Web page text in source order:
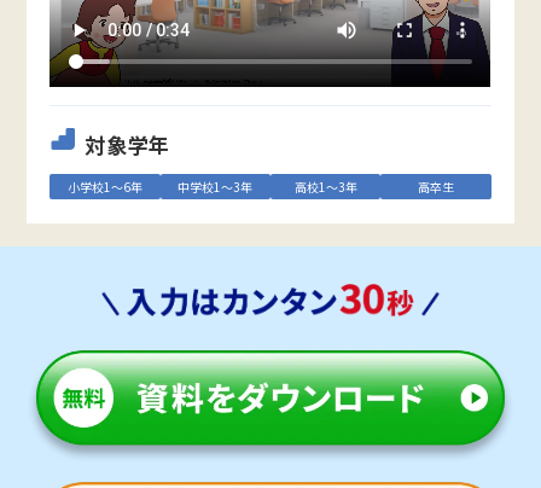
対象学年
小学校1～6年 中学校1～3年 高校1～3年 高卒生